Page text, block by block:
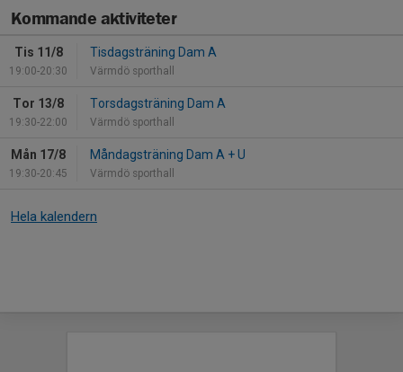
Kommande aktiviteter
Tis 11/8
19:00-20:30
Tisdagsträning Dam A
Värmdö sporthall
Tor 13/8
19:30-22:00
Torsdagsträning Dam A
Värmdö sporthall
Mån 17/8
19:30-20:45
Måndagsträning Dam A + U
Värmdö sporthall
Hela kalendern